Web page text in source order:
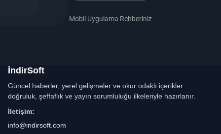
Mobil Uygulama Rehberiniz
İndirSoft
Güncel haberler, yerel gelişmeler ve okur odaklı içerikler
doğruluk, şeffaflık ve yayın sorumluluğu ilkeleriyle hazırlanır.
İletişim:
info@indirsoft.com